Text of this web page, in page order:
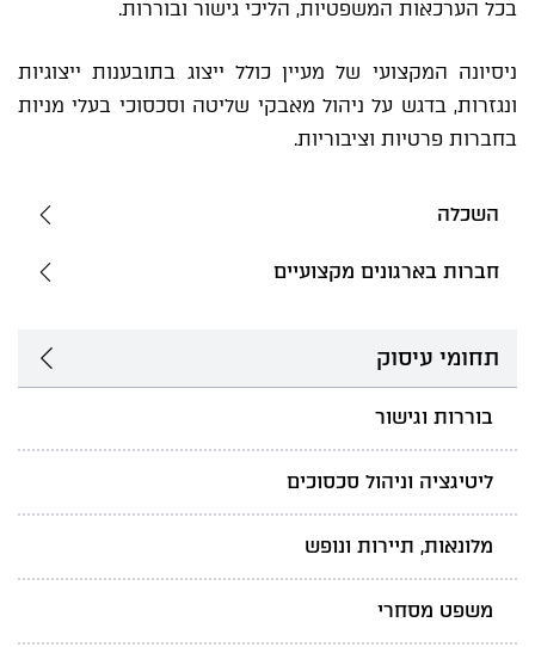
בכל הערכאות המשפטיות, הליכי גישור ובוררות.
ניסיונה המקצועי של מעיין כולל ייצוג בתובענות ייצוגיות
ונגזרות, בדגש על ניהול מאבקי שליטה וסכסוכי בעלי מניות
בחברות פרטיות וציבוריות.
השכלה
חברות בארגונים מקצועיים
תחומי עיסוק
בוררות וגישור
ליטיגציה וניהול סכסוכים
מלונאות, תיירות ונופש
משפט מסחרי